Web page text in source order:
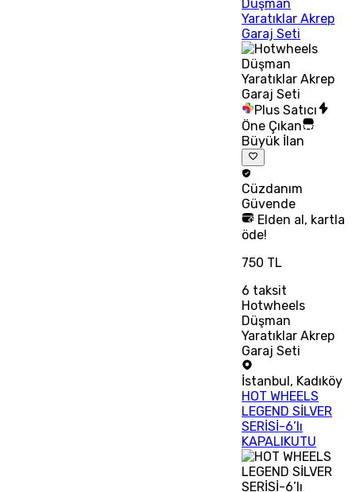
Düşman
Yaratıklar Akrep
Garaj Seti
Plus Satıcı
Öne Çıkan
Büyük İlan
Cüzdanım
Güvende
Elden al, kartla
öde!
750 TL
6 taksit
Hotwheels
Düşman
Yaratıklar Akrep
Garaj Seti
İstanbul, Kadıköy
HOT WHEELS
LEGEND SİLVER
SERİSİ-6’lı
KAPALIKUTU